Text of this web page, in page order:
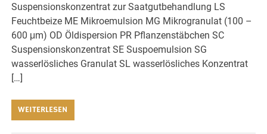
Suspensionskonzentrat zur Saatgutbehandlung LS
Feuchtbeize ME Mikroemulsion MG Mikrogranulat (100 –
600 μm) OD Öldispersion PR Pflanzenstäbchen SC
Suspensionskonzentrat SE Suspoemulsion SG
wasserlösliches Granulat SL wasserlösliches Konzentrat
[…]
WEITERLESEN